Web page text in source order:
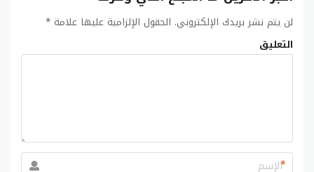
لن يتم نشر بريدك الإلكتروني. الحقول الإلزامية عليها علامة *
التعليق
*